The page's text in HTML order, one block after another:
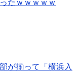
たｗｗｗｗｗ
が揃って「横浜入